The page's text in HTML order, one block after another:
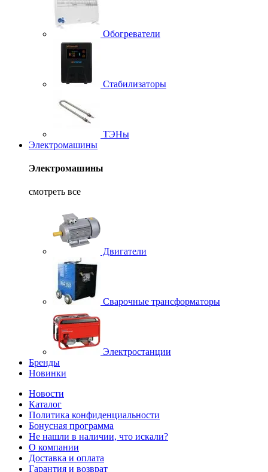
Обогреватели
Стабилизаторы
ТЭНы
Электромашины
Электромашины
смотреть все
Двигатели
Сварочные трансформаторы
Электростанции
Бренды
Новинки
Новости
Каталог
Политика конфиденциальности
Бонусная программа
Не нашли в наличии, что искали?
О компании
Доставка и оплата
Гарантия и возврат